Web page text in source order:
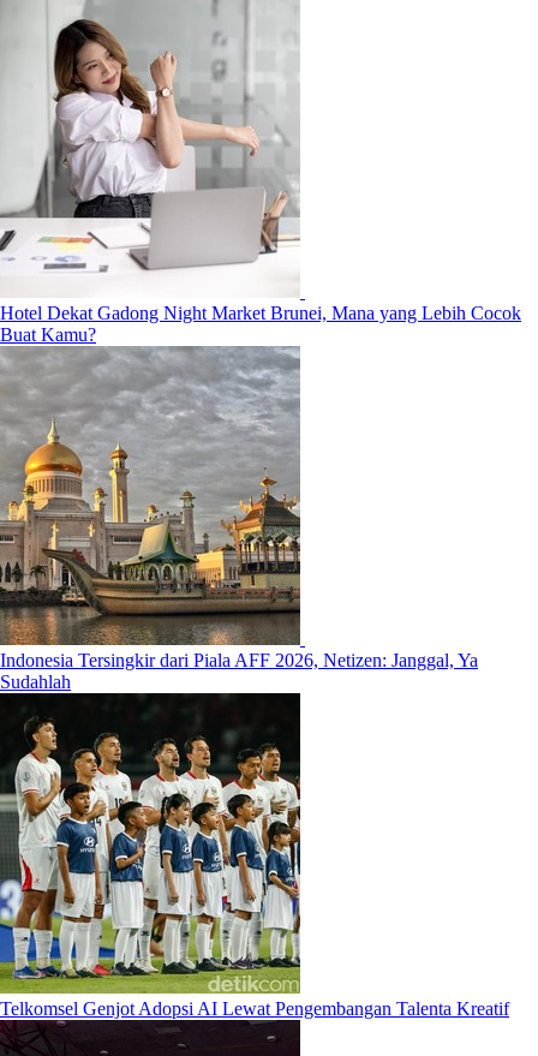
Hotel Dekat Gadong Night Market Brunei, Mana yang Lebih Cocok
Buat Kamu?
Indonesia Tersingkir dari Piala AFF 2026, Netizen: Janggal, Ya
Sudahlah
Telkomsel Genjot Adopsi AI Lewat Pengembangan Talenta Kreatif